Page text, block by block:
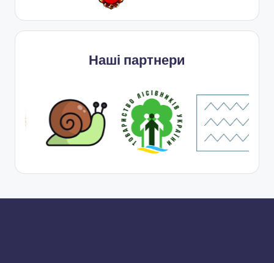
Наші партнери